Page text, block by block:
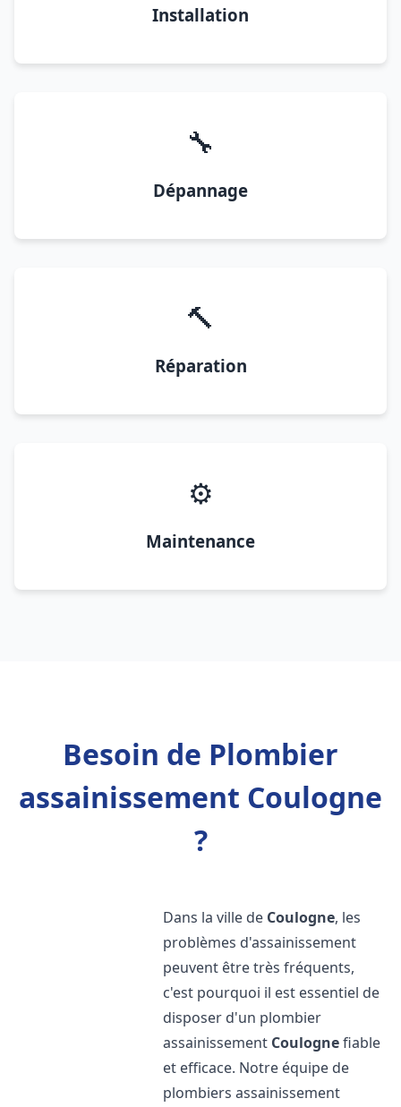
Installation
🔧
Dépannage
🔨
Réparation
⚙️
Maintenance
Besoin de Plombier
assainissement Coulogne
?
Dans la ville de Coulogne, les
problèmes d'assainissement
peuvent être très fréquents,
c'est pourquoi il est essentiel de
disposer d'un plombier
assainissement Coulognefiable
et efficace. Notre équipe de
plombiers assainissement